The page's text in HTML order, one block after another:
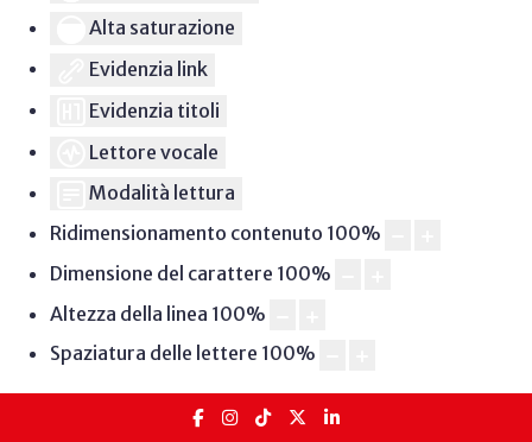
Alta saturazione
Evidenzia link
Evidenzia titoli
Lettore vocale
Modalità lettura
Ridimensionamento contenuto 100%
Dimensione del carattere 100%
Altezza della linea 100%
Spaziatura delle lettere 100%